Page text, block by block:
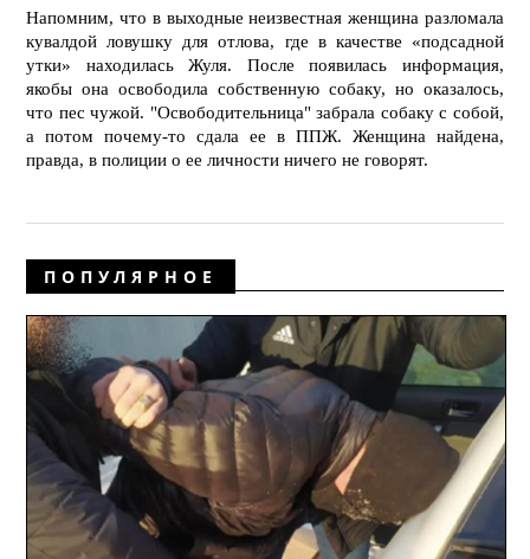
Напомним, что в выходные неизвестная женщина разломала
кувалдой ловушку для отлова, где в качестве «подсадной
утки» находилась Жуля. После появилась информация,
якобы она освободила собственную собаку, но оказалось,
что пес чужой. "Освободительница" забрала собаку с собой,
а потом почему-то сдала ее в ППЖ. Женщина найдена,
правда, в полиции о ее личности ничего не говорят.
ПОПУЛЯРНОЕ